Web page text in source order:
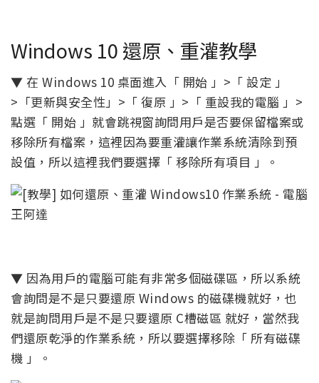
Windows 10 還原、重灌教學
▼ 在 Windows 10 桌面進入「 開始 」>「 設定 」
>「更新與安全性」>「 復原 」>「 重設我的電腦 」>
點選「 開始 」就會跳視窗詢問用戶是否要保留檔案或
移除所有檔案，這裡因為要重灌讓作業系統清除到預
設值，所以這裡我們要選擇「 移除所有項目 」。
▼ 因為用戶的電腦可能有非常多個磁碟區，所以系統
會詢問是不是只要還原 Windows 的磁碟機就好，也
就是詢問用戶是不是只要還原 C槽磁區 就好，當然我
們還原乾淨的作業系統，所以要選擇移除「 所有磁碟
機 」。